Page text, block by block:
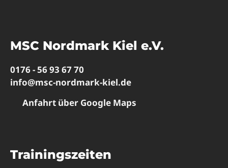
MSC Nordmark Kiel e.V.
0176 - 56 93 67 70
info@msc-nordmark-kiel.de
Anfahrt über Google Maps
Trainingszeiten